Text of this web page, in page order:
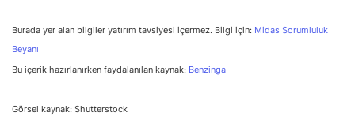
Burada yer alan bilgiler yatırım tavsiyesi içermez. Bilgi için: Midas Sorumluluk
Beyanı
Bu içerik hazırlanırken faydalanılan kaynak: Benzinga
Görsel kaynak: Shutterstock